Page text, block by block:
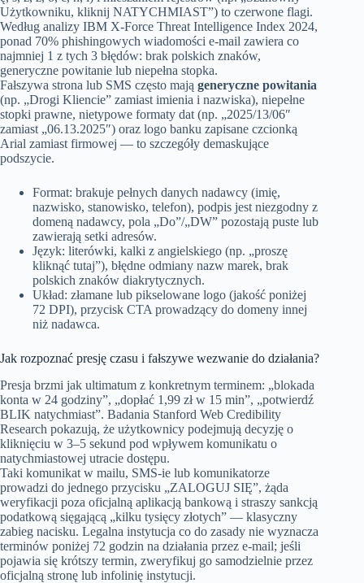
Użytkowniku, kliknij NATYCHMIAST”) to czerwone flagi.
Według analizy IBM X-Force Threat Intelligence Index 2024,
ponad 70% phishingowych wiadomości e-mail zawiera co
najmniej 1 z tych 3 błędów: brak polskich znaków,
generyczne powitanie lub niepełna stopka.
Fałszywa strona lub SMS często mają generyczne powitania
(np. „Drogi Kliencie” zamiast imienia i nazwiska), niepełne
stopki prawne, nietypowe formaty dat (np. „2025/13/06″
zamiast „06.13.2025″) oraz logo banku zapisane czcionką
Arial zamiast firmowej — to szczegóły demaskujące
podszycie.
Format: brakuje pełnych danych nadawcy (imię,
nazwisko, stanowisko, telefon), podpis jest niezgodny z
domeną nadawcy, pola „Do”/„DW” pozostają puste lub
zawierają setki adresów.
Język: literówki, kalki z angielskiego (np. „proszę
kliknąć tutaj”), błędne odmiany nazw marek, brak
polskich znaków diakrytycznych.
Układ: złamane lub pikselowane logo (jakość poniżej
72 DPI), przycisk CTA prowadzący do domeny innej
niż nadawca.
Jak rozpoznać presję czasu i fałszywe wezwanie do działania?
Presja brzmi jak ultimatum z konkretnym terminem: „blokada
konta w 24 godziny”, „dopłać 1,99 zł w 15 min”, „potwierdź
BLIK natychmiast”. Badania Stanford Web Credibility
Research pokazują, że użytkownicy podejmują decyzję o
kliknięciu w 3–5 sekund pod wpływem komunikatu o
natychmiastowej utracie dostępu.
Taki komunikat w mailu, SMS-ie lub komunikatorze
prowadzi do jednego przycisku „ZALOGUJ SIĘ”, żąda
weryfikacji poza oficjalną aplikacją bankową i straszy sankcją
podatkową sięgającą „kilku tysięcy złotych” — klasyczny
zabieg nacisku. Legalna instytucja co do zasady nie wyznacza
terminów poniżej 72 godzin na działania przez e-mail; jeśli
pojawia się krótszy termin, zweryfikuj go samodzielnie przez
oficjalną stronę lub infolinię instytucji.